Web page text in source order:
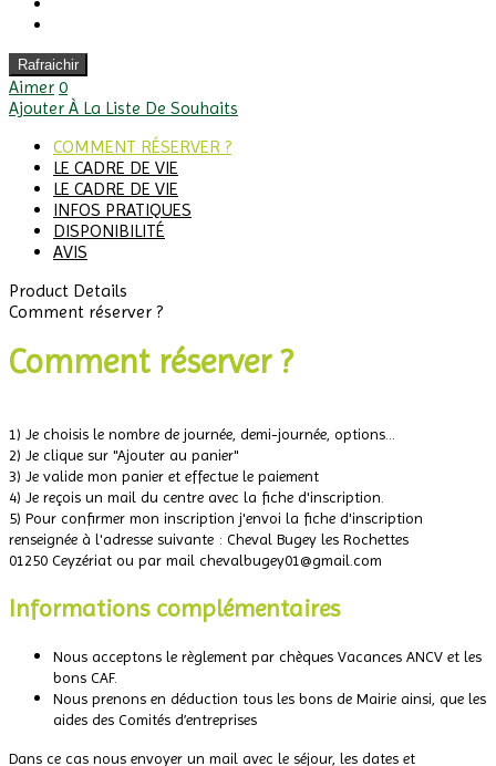
Aimer 0
Ajouter À La Liste De Souhaits
COMMENT RÉSERVER ?
LE CADRE DE VIE
LE CADRE DE VIE
INFOS PRATIQUES
DISPONIBILITÉ
AVIS
Product Details
Comment réserver ?
Comment réserver ?
1) Je choisis le nombre de journée, demi-journée, options...
2) Je clique sur "Ajouter au panier"
3) Je valide mon panier et effectue le paiement
4) Je reçois un mail du centre avec la fiche d'inscription.
5) Pour confirmer mon inscription j'envoi la fiche d'inscription
renseignée à l'adresse suivante : Cheval Bugey les Rochettes
01250 Ceyzériat ou par mail chevalbugey01@gmail.com
Informations complémentaires
Nous acceptons le règlement par chèques Vacances ANCV et les
bons CAF.
Nous prenons en déduction tous les bons de Mairie ainsi, que les
aides des Comités d’entreprises
Dans ce cas nous envoyer un mail avec le séjour, les dates et